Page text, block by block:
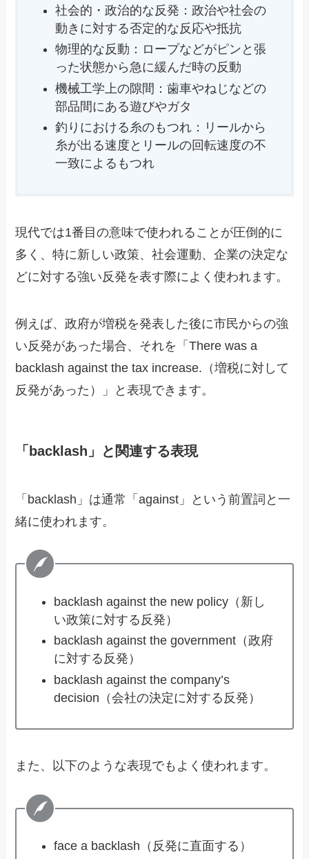
社会的・政治的な反発：政治や社会の
動きに対する否定的な反応や抵抗
物理的な反動：ロープなどがピンと張
った状態から急に緩んだ時の反動
機械工学上の隙間：歯車やねじなどの
部品間にある遊びやガタ
釣りにおける糸のもつれ：リールから
糸が出る速度とリールの回転速度の不
一致によるもつれ
現代では1番目の意味で使われることが圧倒的に
多く、特に新しい政策、社会運動、企業の決定な
どに対する強い反発を表す際によく使われます。
例えば、政府が増税を発表した後に市民からの強
い反発があった場合、それを「There was a
backlash against the tax increase.（増税に対して
反発があった）」と表現できます。
「backlash」と関連する表現
「backlash」は通常「against」という前置詞と一
緒に使われます。
backlash against the new policy（新し
い政策に対する反発）
backlash against the government（政府
に対する反発）
backlash against the company’s
decision（会社の決定に対する反発）
また、以下のような表現でもよく使われます。
face a backlash（反発に直面する）